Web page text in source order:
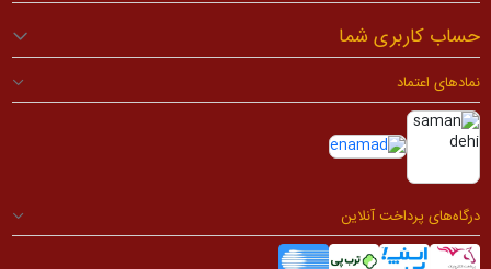
حساب کاربری شما
نمادهای اعتماد
درگاه‌های پرداخت آنلاین